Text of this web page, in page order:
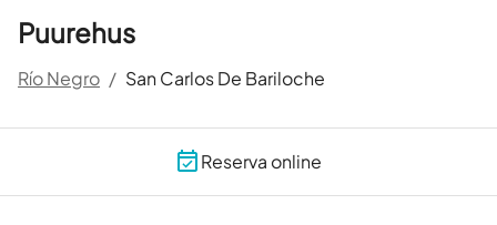
Puurehus
Río Negro / San Carlos De Bariloche
Reserva online